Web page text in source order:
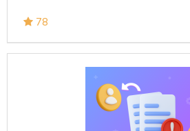
78